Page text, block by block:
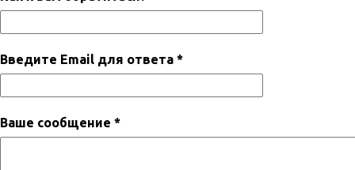
Введите Email для ответа *
Ваше сообщение *